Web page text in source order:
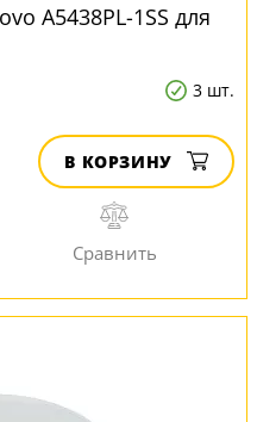
A5438PL-1SS для
3 шт.
В КОРЗИНУ